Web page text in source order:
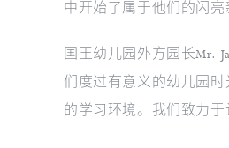
中开始了属于他们的闪亮
国王幼儿园外方园长Mr.
们度过有意义的幼儿园
的学习环境。我们致力